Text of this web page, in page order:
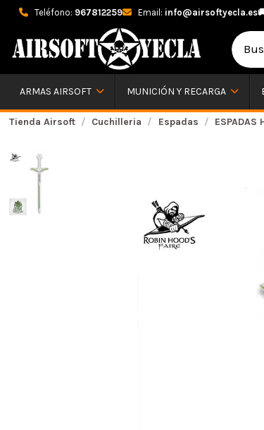
Teléfono: 967812259 Email: info@airsoftyecla.es
ARMAS AIRSOFT MUNICIÓN Y RECARGA
Tienda Airsoft Cuchilleria Espadas ESPADAS